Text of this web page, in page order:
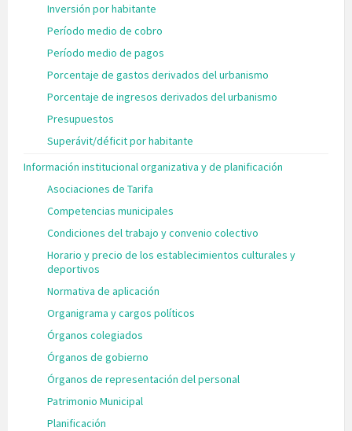
Inversión por habitante
Período medio de cobro
Período medio de pagos
Porcentaje de gastos derivados del urbanismo
Porcentaje de ingresos derivados del urbanismo
Presupuestos
Superávit/déficit por habitante
Información institucional organizativa y de planificación
Asociaciones de Tarifa
Competencias municipales
Condiciones del trabajo y convenio colectivo
Horario y precio de los establecimientos culturales y
deportivos
Normativa de aplicación
Organigrama y cargos políticos
Órganos colegiados
Órganos de gobierno
Órganos de representación del personal
Patrimonio Municipal
Planificación